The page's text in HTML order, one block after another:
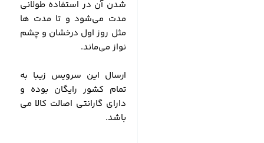
شدن آن در استفاده طولانی
مدت می‌شود و تا مدت ها
مثل روز اول درخشان و چشم
نواز می‌ماند.
ارسال این سرویس زیبا به
تمام کشور رایگان بوده و
دارای گارانتی اصالت کالا می
باشد.